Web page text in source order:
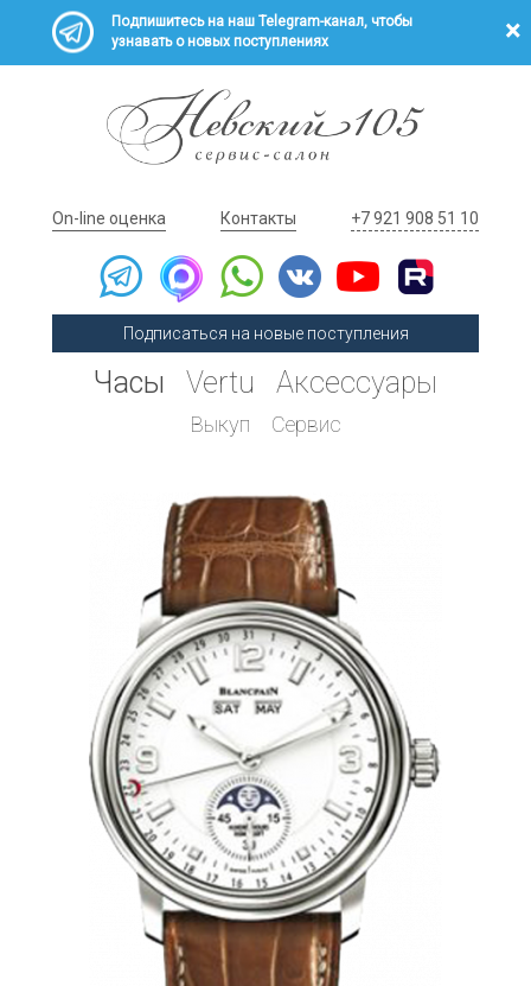
Подпишитесь на наш Telegram-канал, чтобы
узнавать о новых поступлениях
On-line оценка Контакты +7 921 908 51 10
Подписаться на новые поступления
Часы Vertu Аксессуары
Выкуп Сервис